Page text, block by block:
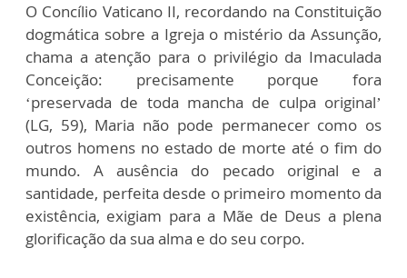
O Concílio Vaticano II, recordando na Constituição
dogmática sobre a Igreja o mistério da Assunção,
chama a atenção para o privilégio da Imaculada
Conceição: precisamente porque fora
‘preservada de toda mancha de culpa original’
(LG, 59), Maria não pode permanecer como os
outros homens no estado de morte até o fim do
mundo. A ausência do pecado original e a
santidade, perfeita desde o primeiro momento da
existência, exigiam para a Mãe de Deus a plena
glorificação da sua alma e do seu corpo.